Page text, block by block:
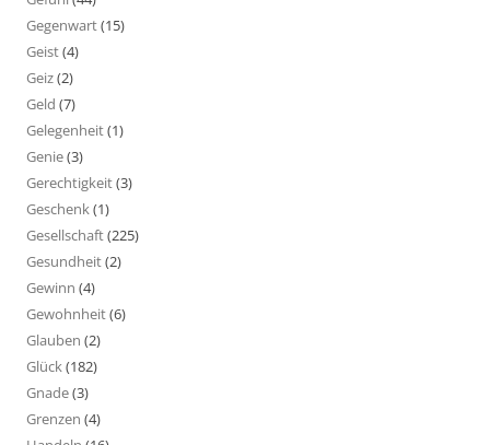
Gegenwart(15)
Geist(4)
Geiz(2)
Geld (7)
Gelegenheit(1)
Genie(3)
Gerechtigkeit(3)
Geschenk(1)
Gesellschaft(225)
Gesundheit(2)
Gewinn (4)
Gewohnheit(6)
Glauben (2)
Glück(182)
Gnade(3)
Grenzen (4)